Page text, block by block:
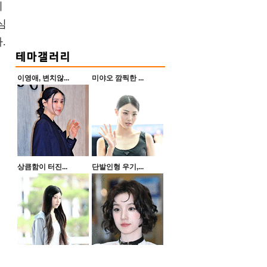
.
이영애, 변치않... 미야오 깜찍한 ...
상큼함이 터진... 단발인형 우기,...